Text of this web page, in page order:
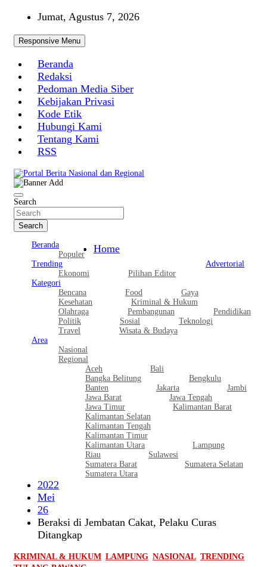
content
Jumat, Agustus 7, 2026
Responsive Menu
Beranda
Redaksi
Pedoman Media Siber
Kebijakan Privasi
Kode Etik
Hubungi Kami
Tentang Kami
RSS
Portal Berita Nasional dan Regional
Search
Search
Beranda
Populer
Trending
Ekonomi
Pilihan Editor
Advertorial
Kategori
Bencana
Food
Gaya
Kesehatan
Kriminal & Hukum
Olahraga
Pembangunan
Pendidikan
Politik
Sosial
Teknologi
Travel
Wisata & Budaya
Area
Nasional
Regional
Aceh
Bali
Bangka Belitung
Bengkulu
Banten
Jakarta
Jambi
Jawa Barat
Jawa Tengah
Jawa Timur
Kalimantan Barat
Kalimantan Selatan
Kalimantan Tengah
Kalimantan Timur
Kalimantan Utara
Lampung
Riau
Sulawesi
Sumatera Barat
Sumatera Selatan
Sumatera Utara
Home
2022
Mei
26
Beraksi di Jembatan Cakat, Pelaku Curas
Ditangkap
KRIMINAL & HUKUM LAMPUNG NASIONAL TRENDING